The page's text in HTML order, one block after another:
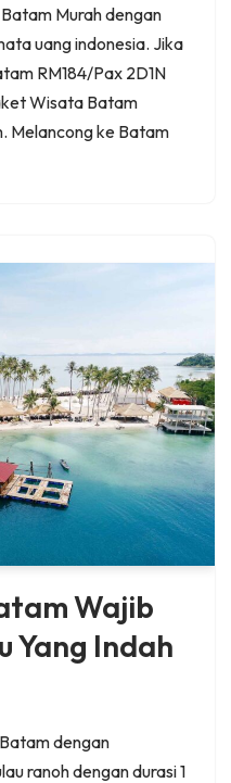
Murah dengan
uang indonesia. Jika
RM184/Pax 2D1N
Wisata Batam
Melancong ke Batam
Wajib
Yang Indah
dengan
ranoh dengan durasi 1